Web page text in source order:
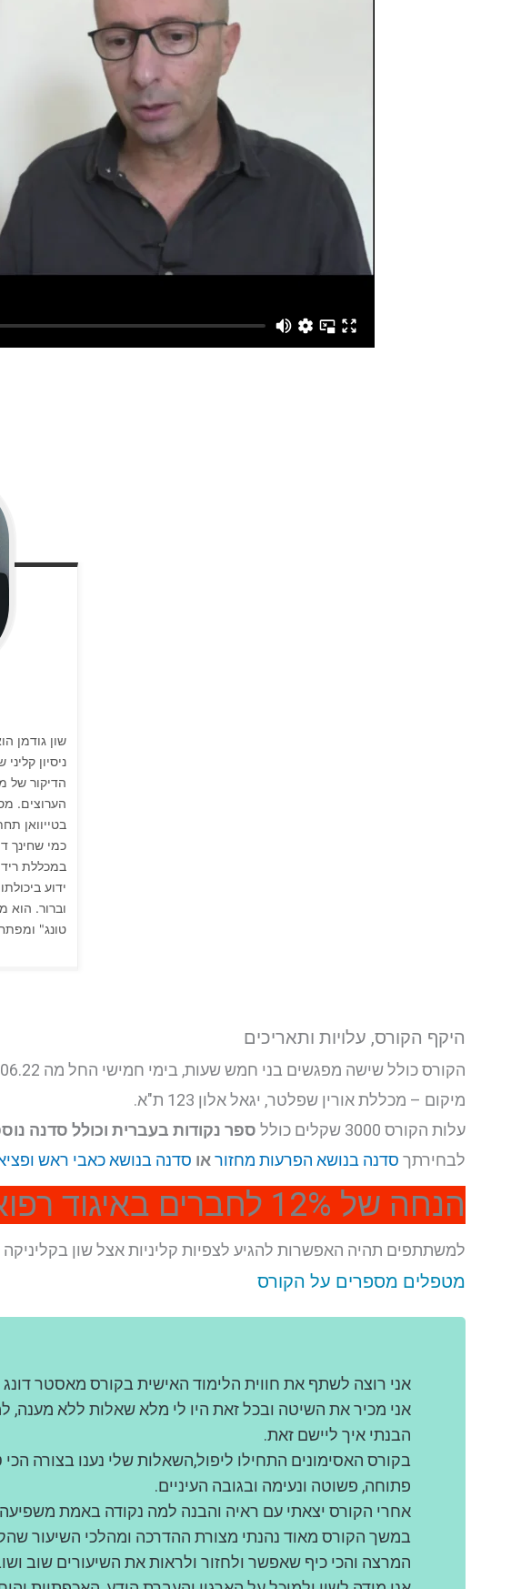
שון גודמן
הערוצים.
בטייוואן
במכללת
ידוע
וברור. הוא
טונג"
היקף הקורס, עלויות ותאריכים
הקורס כולל שישה מפגשים בני חמש שעות, בימי חמישי החל מה 02.06.22 בין השעות 9:00-14:00.
מיקום – מכללת אורין שפלטר, יגאל אלון 123 ת"א.
עלות הקורס 3000 שקלים
כולל ספר נקודות בעברית וכולל סדנה
לבחירתך סדנה בנושא הפרעות מחזוראו סדנה בנושא כאבי ראש
הנחה של 12% לחברים באיגוד רפואה הסינית בישראל
למשתתפים תהיה האפשרות להגיע לצפיות קליניות אצל שון בקליניקה
מטפלים מספרים על הקורס
אני רוצה לשתף את חווית הלימוד האישית בקורס מאסטר
אני מכיר את השיטה ובכל זאת היו לי מלא שאלות ללא
הבנתי איך ליישם זאת.
בקורס האסימונים התחילו ליפול,השאלות שלי נענו בצורה
פתוחה, פשוטה ונעימה ובגובה העיניים.
אחרי הקורס יצאתי עם ראיה והבנה למה נקודה באמת
במשך הקורס מאוד נהנתי מצורת ההדרכה ומהלכי השיעור
המרצה והכי כיף שאפשר ולחזור ולראות את השיעורים שוב